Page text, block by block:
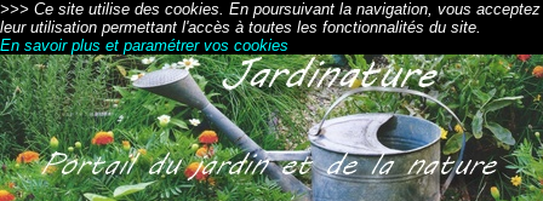
>>> Ce site utilise des cookies. En poursuivant la navigation, vous acceptez
leur utilisation permettant l'accès à toutes les fonctionnalités du site.
En savoir plus et paramétrer vos cookies